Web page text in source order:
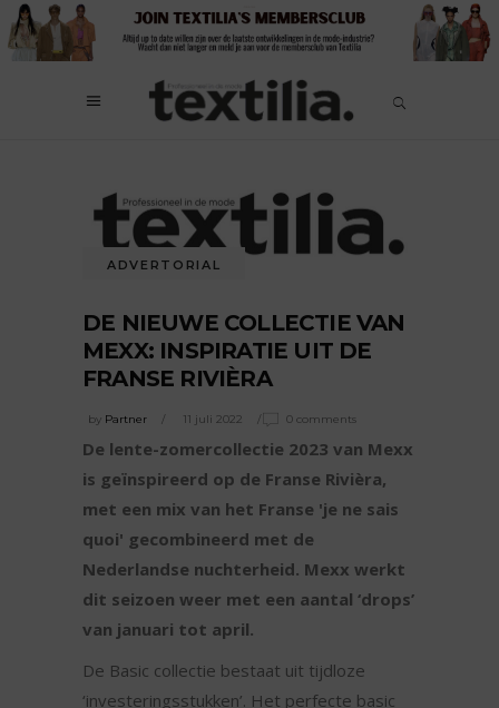
ADVERTORIAL
DE NIEUWE COLLECTIE VAN
MEXX: INSPIRATIE UIT DE
FRANSE RIVIÈRA
by Partner 11 juli 2022 0 comments
De lente-zomercollectie 2023 van Mexx
is geïnspireerd op de Franse Rivièra,
met een mix van het Franse 'je ne sais
quoi' gecombineerd met de
Nederlandse nuchterheid. Mexx werkt
dit seizoen weer met een aantal ‘drops’
van januari tot april.
De Basic collectie bestaat uit tijdloze
‘investeringsstukken’. Het perfecte basic